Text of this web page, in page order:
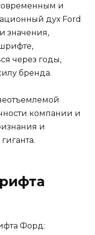
и
дух Ford
значения,
через годы,
бренда.
компании и
и
Форд: